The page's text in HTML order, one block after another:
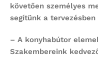
követően személyes
segítünk a
– A konyhabútor
Szakembereink